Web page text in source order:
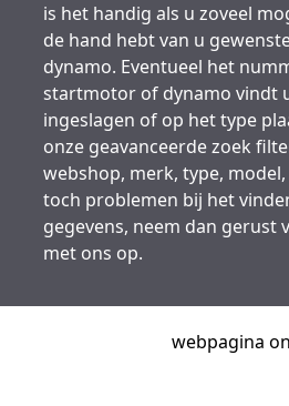
is het handig als u zoveel
de hand hebt van u
dynamo. Eventueel het
startmotor of dynamo vindt
ingeslagen of op het type
onze geavanceerde zoek
webshop, merk, type,
toch problemen bij het
gegevens, neem dan gerust
met ons op.
webpagina